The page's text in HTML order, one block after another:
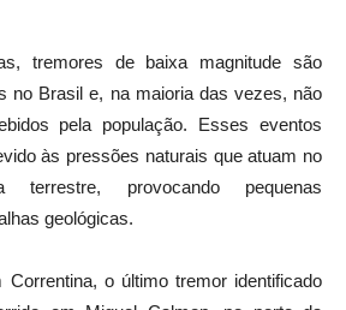
tremores de baixa magnitude são
no Brasil e, na maioria das vezes, não
pela população. Esses eventos
às pressões naturais que atuam no
provocando pequenas
geológicas.
o último tremor identificado